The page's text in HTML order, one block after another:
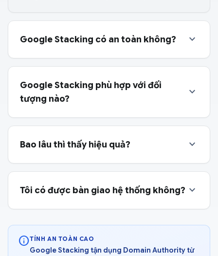
Google Stacking có an toàn không? expand_more
Google Stacking phù hợp với đối
tượng nào?
expand_more
Bao lâu thì thấy hiệu quả? expand_more
Tôi có được bàn giao hệ thống không? expand_more
infoTÍNH AN TOÀN CAO
Google Stacking tận dụng Domain Authority từ